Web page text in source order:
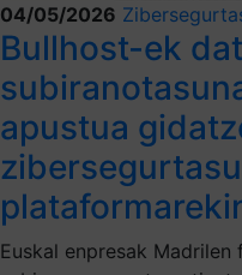
04/05/2026
Bullhost-ek
apustua
Euskal enpresak